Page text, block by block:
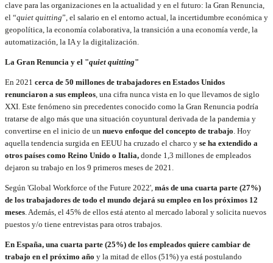
clave para las organizaciones en la actualidad y en el futuro: la Gran Renuncia,
el “quiet quitting”, el salario en el entorno actual, la incertidumbre económica y
geopolítica, la economía colaborativa, la transición a una economía verde, la
automatización, la IA y la digitalización.
La Gran Renuncia y el "quiet quitting"
En 2021 cerca de 50 millones de trabajadores en Estados Unidos
renunciaron a sus empleos, una cifra nunca vista en lo que llevamos de siglo
XXI. Este fenómeno sin precedentes conocido como la Gran Renuncia podría
tratarse de algo más que una situación coyuntural derivada de la pandemia y
convertirse en el inicio de un nuevo enfoque del concepto de trabajo. Hoy
aquella tendencia surgida en EEUU ha cruzado el charco y se ha extendido a
otros países como Reino Unido o Italia, donde 1,3 millones de empleados
dejaron su trabajo en los 9 primeros meses de 2021.
Según 'Global Workforce of the Future 2022', más de una cuarta parte (27%)
de los trabajadores de todo el mundo dejará su empleo en los próximos 12
meses . Además, el 45% de ellos está atento al mercado laboral y solicita nuevos
puestos y/o tiene entrevistas para otros trabajos.
En España, una cuarta parte (25%) de los empleados quiere cambiar de
trabajo en el próximo año y la mitad de ellos (51%) ya está postulando